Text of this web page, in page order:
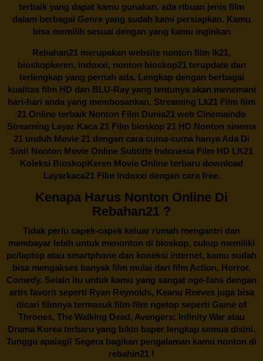
terbaik yang dapat kamu gunakan. ada ribuan jenis film
dalam berbagai Genre yang sudah kami persiapkan. Kamu
bisa memilih sesuai dengan yang kamu inginkan
Rebahan21 merupakan website nonton film lk21,
bioskopkeren, indoxxi, nonton bioskop21 terupdate dan
terlengkap yang pernah ada. Lengkap dengan berbagai
kualitas film HD dan BLU-Ray yang tentunya akan menemani
hari-hari anda yang membosankan. Streaming Lk21 Film film
21 Online terbaik Nonton Film Dunia21 web Cinemaindo
Streaming Layar Kaca 21 Film bioskop 21 HD Nonton sinema
21 unduh Movie 21 dengan cara cuma-cuma hanya Ada Di
Sini! Nonton Movie Online Subtitle Indonesia Film HD LK21
Koleksi BioskopKeren Movie Online terbaru download
Layarkaca21 Film Indoxxi dengan cara free.
Kenapa Harus Nonton Online Di
Rebahan21 ?
Tidak perlu capek-capek keluar rumah mengantri dan
membayar lebih untuk menonton di bioskop, cukup memiliki
pc/laptop atau smartphone dan koneksi internet, kamu sudah
bisa mengakses banyak film mulai dari film Action, Horror,
Comedy. Selain itu untuk kamu yang sangat nge-fans dengan
artis favorit seperti Ryan Reynolds, Keanu Reeves juga bisa
dicari filmnya termasuk film-film ngetop seperti Game of
Thrones, The Walking Dead, Avengers: Infinity War atau
Drama Korea terbaru yang bikin baper lengkap semua disini.
Tunggu apalagi! Segera bagikan pengalaman kamu nonton di
rebahin21 !